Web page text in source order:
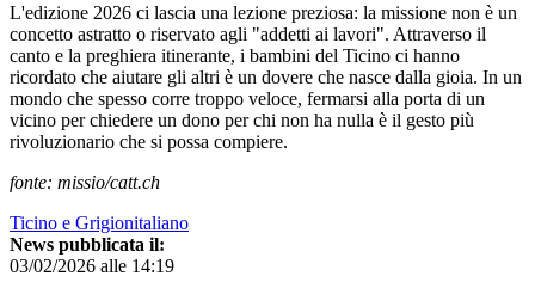
L'edizione 2026 ci lascia una lezione preziosa: la missione non è un
concetto astratto o riservato agli "addetti ai lavori". Attraverso il
canto e la preghiera itinerante, i bambini del Ticino ci hanno
ricordato che aiutare gli altri è un dovere che nasce dalla gioia. In un
mondo che spesso corre troppo veloce, fermarsi alla porta di un
vicino per chiedere un dono per chi non ha nulla è il gesto più
rivoluzionario che si possa compiere.
fonte: missio/catt.ch
Ticino e Grigionitaliano
News pubblicata il:
03/02/2026 alle 14:19